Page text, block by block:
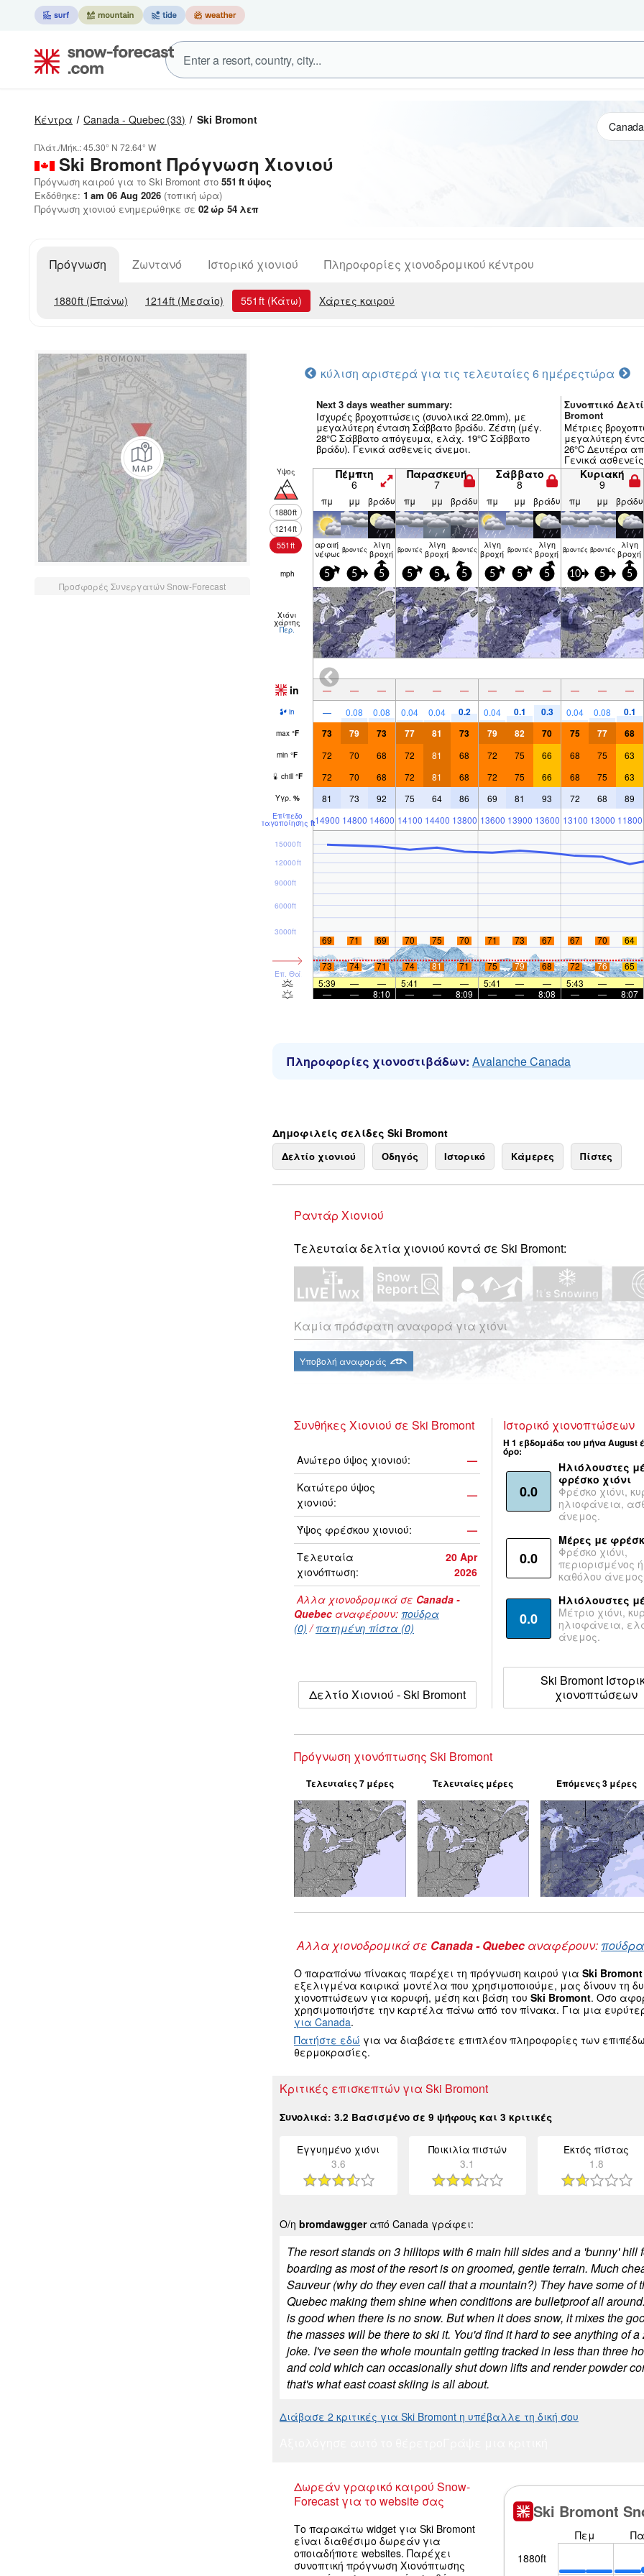
Κέντρα Canada - Quebec (33) Ski Bromont
Πλάτ./Μήκ.:45.30° N 72.64° W
Ski Bromont Πρόγνωση Χιονιού
Πρόγνωση καιρού για το Ski Bromont στο 551 ft ύψος
Εκδόθηκε: 1 am 06 Aug 2026 (τοπική ώρα)
Πρόγνωση χιονιού ενημερώθηκε σε 02ώρ 54 λεπ
Πρόγνωση Ζωντανό Ιστορικό χιονιού Πληροφορίες χιονοδρομικού κέντρου
1880ft (Επάνω) 1214ft (Μεσαίο) 551 ft (Κάτω) Χάρτες καιρού
Προσφορές Συνεργατών Snow-Forecast
κύλιση αριστερά για τις τελευταίες 6 ημέρεςτώρα
Next 3 days weather summary:
Ισχυρές βροχοπτώσεις (συνολικά 22.0mm), με
μεγαλύτερη ένταση Σάββατο βράδυ. Ζέστη (μέγ.
28°C Σάββατο απόγευμα, ελάχ. 19°C Σάββατο
βράδυ). Γενικά ασθενείς άνεμοι.
Συνοπτικό
Bromont
Μέτριες
μεγαλύτερη
26°C Δευτέρα
Γενικά
Υψος
1880ft
1214ft
551ft
Πέμπτη
6
Παρασκευή
7
Σάββατο
8
Κυριακή
9
πμ μμ βράδυ πμ μμ βράδυ πμ μμ βράδυ πμ μμ βράδυ
αραιή
νέφωσηβρον­τές λίγη
βροχή βρον­τές λίγη
βροχή βρον­τές λίγη
βροχή βρον­τές λίγη
βροχή βρον­τές βρον­τές λίγη
βροχή
mph 5 5 5 5 5 5 5 5 5 10 5 5
Χιόνι
χάρτης
Περ.
in — — — — — — — — — — — —
in — 0.08 0.08 0.04 0.04 0.2 0.04 0.1 0.3 0.04 0.08 0.1
max °F 73 79 73 77 81 73 79 82 70 75 77 68
min °F 72 70 68 72 81 68 72 75 66 68 75 63
chill °F 72 70 68 72 81 68 72 75 66 68 75 63
Υγρ. % 81 73 92 75 64 86 69 81 93 72 68 89
Επίπεδο
παγοποίησης ft14900 14800 14600 14100 14400 13800 13600 13900 13600 13100 13000 11800
Επ. Θάλ
3000ft
6000ft
9000ft
12000ft
15000ft
69 71 69 70 75 70 71 73 67 67 70 64
73 74 71 74 81 71 75 79 68 72 76 65
5:39
— — 5:41 — — 5:41 — — 5:43 — —
—
— 8:10 — — 8:09 — — 8:08 — — 8:07
Πληροφορίες χιονοστιβάδων: Avalanche Canada
Δημοφιλείς σελίδες Ski Bromont
Δελτίο χιονιού Οδηγός Ιστορικό Κάμερες Πίστες
Ραντάρ Χιονιού
Τελευταία δελτία χιονιού κοντά σε Ski Bromont:
Καμία πρόσφατη αναφορά για χιόνι
Υποβολή αναφοράς
Συνθήκες Χιονιού σε Ski Bromont
Ανώτερο ύψος χιονιού:
—
Κατώτερο ύψος
χιονιού:
—
Ύψος φρέσκου χιονιού:
—
Τελευταία
χιονόπτωση:
20 Apr
2026
Αλλα χιονοδρομικά σε Canada -
Quebec αναφέρουν: πούδρα
(0) /πατημένη πίστα (0)
Δελτίο Χιονιού - Ski Bromont
Ιστορικό χιονοπτώσεων
Η 1 εβδομάδα του μήνα August
όρο:
0.0
Ηλιόλουστες
φρέσκο χιόνι
Φρέσκο χιόνι,
ηλιοφάνεια,
άνεμος.
0.0
Μέρες με
Φρέσκο χιόνι,
περιορισμένος
καθόλου
0.0
Ηλιόλουστες
Μέτριο χιόνι,
ηλιοφάνεια,
άνεμος.
Ski Bromont
χιονοπτώσεων
Πρόγνωση χιονόπτωσης Ski Bromont
Τελευταίες 7 μέρες Τελευταίες μέρες Επόμενες 3 μέρες
Αλλα χιονοδρομικά σε Canada - Quebec αναφέρουν:
Ο παραπάνω πίνακας παρέχει τη πρόγνωση καιρού για Ski Bromont
εξελιγμένα καιρικά μοντέλα που χρησιμοποιούμε, μας δίνουν τη
χιονοπτώσεων για κορυφή, μέση και βάση του Ski Bromont. Οσο
χρησιμοποιήστε την καρτέλα πάνω από τον πίνακα. Για μια
για Canada.
Πατήστε εδώ για να διαβάσετε επιπλέον πληροφορίες των
θερμοκρασίες.
Κριτικές επισκεπτών για Ski Bromont
Συνολικά: 3.2 Βασισμένο σε 9 ψήφους και 3 κριτικές
Εγγυημένο χιόνι
3.6
Ποικιλία πιστών
3.1
Εκτός πίστας
1.8
Ο/η bromdawggerαπό Canada γράφει:
The resort stands on 3 hilltops with 6 main hill sides and a 'bunny'
boarding as most of the resort is on groomed, gentle terrain. Much
Sauveur (why do they even call that a mountain?) They have some
Quebec making them shine when conditions are bulletproof all
is good when there is no snow. But when it does snow, it mixes the
the masses will be there to ski it. You'd find it hard to see anything of
joke. I've seen the whole mountain getting tracked in less than three
and cold which can occasionally shut down lifts and render powder
that's what east coast skiing is all about.
Διάβασε 2 κριτικές για Ski Bromont η υπέβαλλε τη δική σου
Δωρεάν γραφικό καιρού Snow-
Forecast για το website σας
Το παρακάτω widget για Ski Bromont
είναι διαθέσιμο δωρεάν για
οποιαδήποτε websites. Παρέχει
συνοπτική πρόγνωση Χιονόπτωσης